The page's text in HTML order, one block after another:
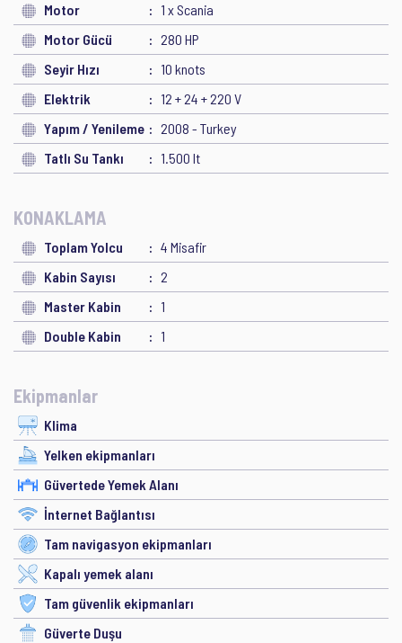
Motor
1 x Scania
Motor Gücü
280 HP
Seyir Hızı
10 knots
Elektrik
12 + 24 + 220 V
Yapım / Yenileme
2008 - Turkey
Tatlı Su Tankı
1.500 lt
KONAKLAMA
Toplam Yolcu
4 Misafir
Kabin Sayısı
2
Master Kabin
1
Double Kabin
1
Ekipmanlar
Klima
Yelken ekipmanları
Güvertede Yemek Alanı
İnternet Bağlantısı
Tam navigasyon ekipmanları
Kapalı yemek alanı
Tam güvenlik ekipmanları
Güverte Duşu